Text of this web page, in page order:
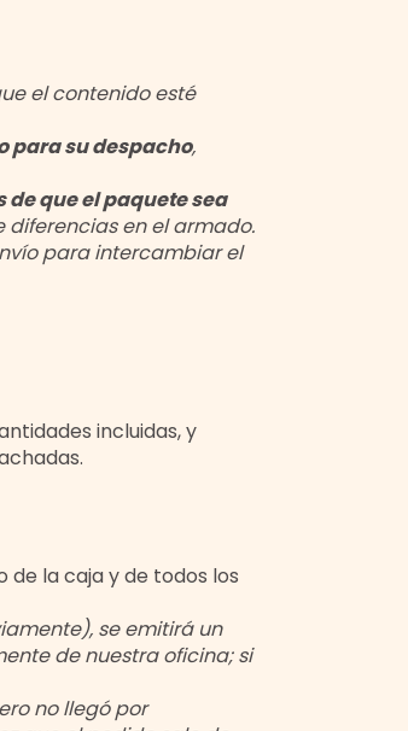
el contenido esté
para su despacho,
de que el paquete sea
diferencias en el armado.
para intercambiar el
incluidas, y
la caja y de todos los
se emitirá un
de nuestra oficina; si
no llegó por